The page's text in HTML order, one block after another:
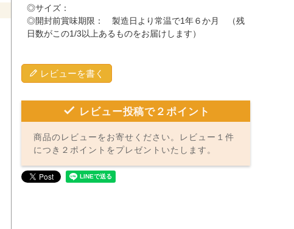
◎サイズ：
◎開封前賞味期限： 製造日より常温で1年６か月 （残
日数がこの1/3以上あるものをお届けします）
レビューを書く
レビュー投稿で２ポイント
商品のレビューをお寄せください。レビュー１件
につき２ポイントをプレゼントいたします。